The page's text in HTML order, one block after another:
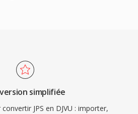
simplifiée
JPS en DJVU : importer,